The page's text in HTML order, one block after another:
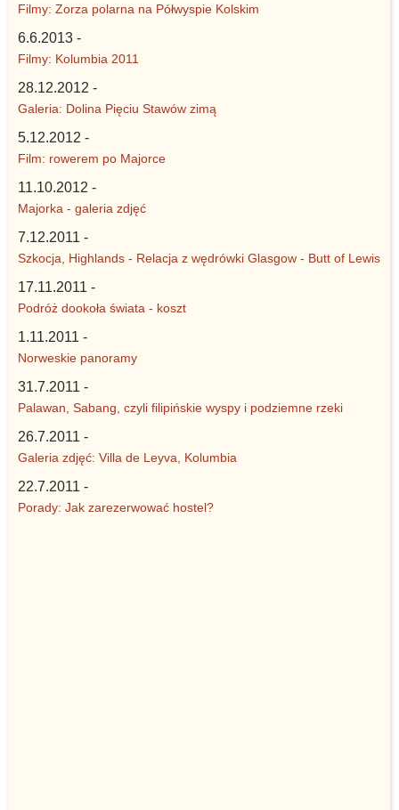
Filmy: Zorza polarna na Półwyspie Kolskim
6.6.2013 -
Filmy: Kolumbia 2011
28.12.2012 -
Galeria: Dolina Pięciu Stawów zimą
5.12.2012 -
Film: rowerem po Majorce
11.10.2012 -
Majorka - galeria zdjęć
7.12.2011 -
Szkocja, Highlands - Relacja z wędrówki Glasgow - Butt of Lewis
17.11.2011 -
Podróż dookoła świata - koszt
1.11.2011 -
Norweskie panoramy
31.7.2011 -
Palawan, Sabang, czyli filipińskie wyspy i podziemne rzeki
26.7.2011 -
Galeria zdjęć: Villa de Leyva, Kolumbia
22.7.2011 -
Porady: Jak zarezerwować hostel?